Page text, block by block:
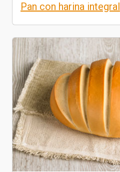
Pan con harina integral